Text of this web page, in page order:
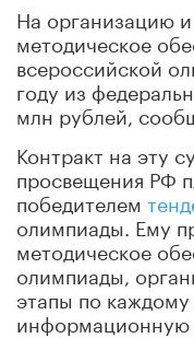
На организацию
методическое
всероссийской
году из
млн рублей,
Контракт на эту
просвещения РФ
победителем
олимпиады. Ему
методическое
олимпиады,
этапы по
информационную